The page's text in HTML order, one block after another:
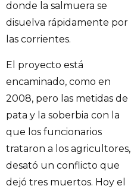
donde la salmuera se
disuelva rápidamente por
las corrientes.
El proyecto está
encaminado, como en
2008, pero las metidas de
pata y la soberbia con la
que los funcionarios
trataron a los agricultores,
desató un conflicto que
dejó tres muertos. Hoy el